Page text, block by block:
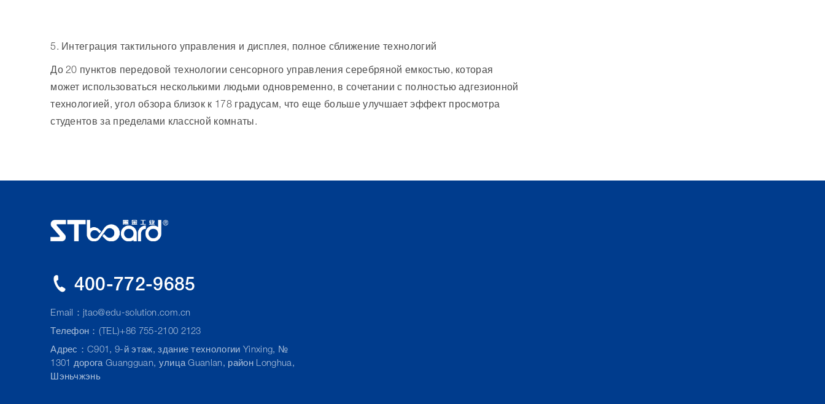
5. Интеграция тактильного управления и дисплея, полное сближение технологий
До 20 пунктов передовой технологии сенсорного управления серебряной емкостью, которая
может использоваться несколькими людьми одновременно, в сочетании с полностью адгезионной
технологией, угол обзора близок к 178 градусам, что еще больше улучшает эффект просмотра
студентов за пределами классной комнаты.
400-772-9685
Email： jtao@edu-solution.com.cn
Телефон：(TEL)+86 755-2100 2123
Адрес：C901, 9-й этаж, здание технологии Yinxing, №
1301 дорога Guangguan, улица Guanlan, район Longhua,
Шэньчжэнь